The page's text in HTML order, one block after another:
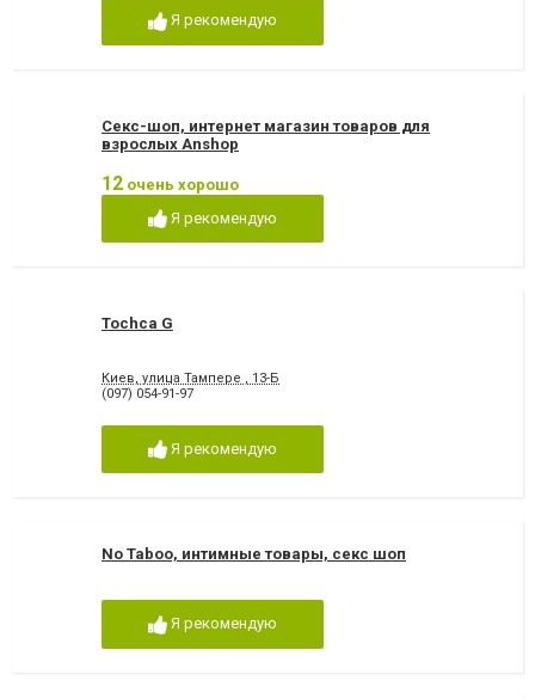
Я рекомендую
Секс-шоп, интернет магазин товаров для
взрослых Anshop
12 очень хорошо
Я рекомендую
Tochca G
Киев, улица Тампере , 13-Б
(097) 054-91-97
Я рекомендую
No Taboo, интимные товары, секс шоп
Я рекомендую